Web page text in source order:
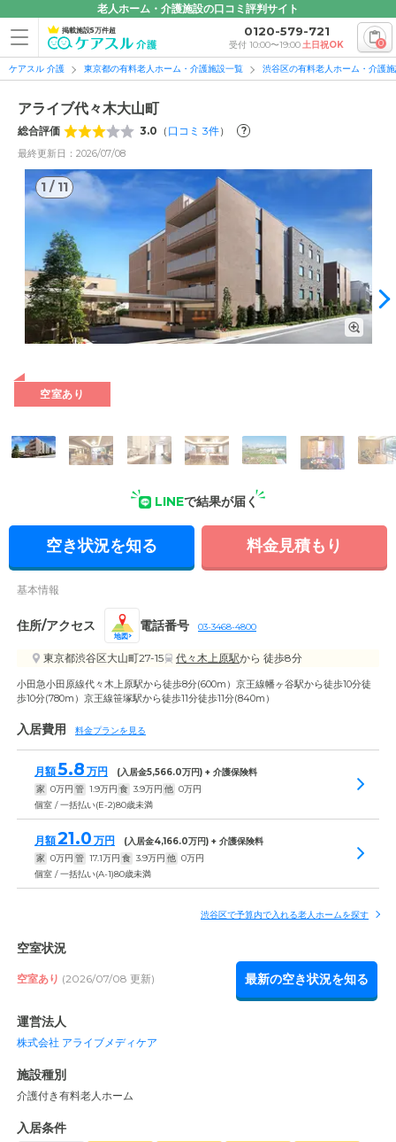
老人ホーム・介護施設の口コミ評判サイト
掲載施設5万件超 0120-579-721
受付 10:00〜19:00土日祝OK 0
ケアスル 介護 東京都の有料老人ホーム・介護施設一覧 渋谷区の有料老人ホーム・介護
アライブ代々木大山町
総合評価 3.0 （ 口コミ 3件） ?
最終更新日：2026/07/08
1 / 11
1/11
徒歩圏内に駅や買い物を楽しめる場所があり、公園で散歩も可
能な立地です。
空室あり
LINEで結果が届く
空き状況を知る 料金見積もり
基本情報
住所/アクセス
地図
電話番号 03-3468-4800
東京都渋谷区大山町27-15 代々木上原駅から 徒歩8分
小田急小田原線代々木上原駅から徒歩8分(600m）京王線幡ヶ谷駅から徒歩10分徒
歩10分(780m）京王線笹塚駅から徒歩11分徒歩11分(840m）
入居費用 料金プランを見る
月額5.8 万円 (入居金5,566.0万円) + 介護保険料
家 0万円 管 1.9万円 食 3.9万円 他 0万円
個室 / 一括払い(E-2)80歳未満
月額21.0 万円 (入居金4,166.0万円) + 介護保険料
家 0万円 管 17.1万円 食 3.9万円 他 0万円
個室 / 一括払い(A-1)80歳未満
渋谷区で予算内で入れる老人ホームを探す
空室状況
空室あり (2026/07/08 更新) 最新の空き状況を知る
運営法人
株式会社 アライブメディケア
施設種別
介護付き有料老人ホーム
入居条件